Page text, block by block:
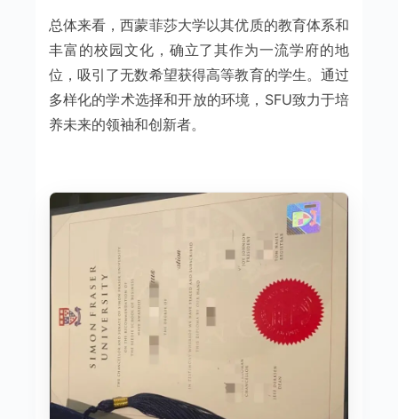
总体来看，西蒙菲莎大学以其优质的教育体系和
丰富的校园文化，确立了其作为一流学府的地
位，吸引了无数希望获得高等教育的学生。通过
多样化的学术选择和开放的环境，SFU致力于培
养未来的领袖和创新者。